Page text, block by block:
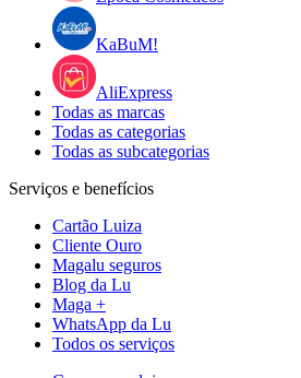
KaBuM!
AliExpress
Todas as marcas
Todas as categorias
Todas as subcategorias
Serviços e benefícios
Cartão Luiza
Cliente Ouro
Magalu seguros
Blog da Lu
Maga +
WhatsApp da Lu
Todos os serviços